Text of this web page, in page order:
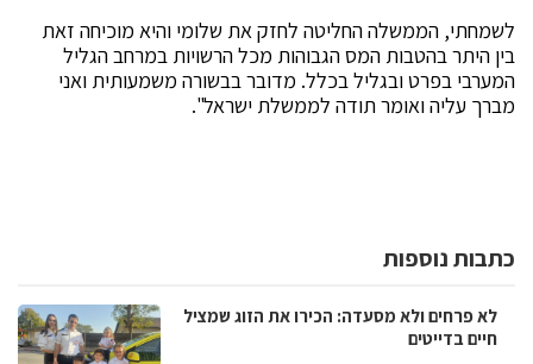
לשמחתי, הממשלה החליטה לחזק את שלומי והיא מוכיחה זאת
בין היתר בהטבות המס הגבוהות מכל הרשויות במרחב הגליל
המערבי בפרט ובגליל בכלל. מדובר בבשורה משמעותית ואני
מברך עליה ואומר תודה לממשלת ישראל".
כתבות נוספות
לא פרחים ולא מסעדה: הכירו את הזוג שמציל
חיים בדייטים